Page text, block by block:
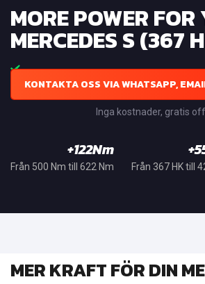
MORE POWER FOR
MERCEDES S (367
KONTAKTA OSS VIA WHATSAPP,
Inga kostnader, gratis
+122Nm
Från 500 Nm till 622 Nm Från 367 HK till
MER KRAFT FÖR DIN